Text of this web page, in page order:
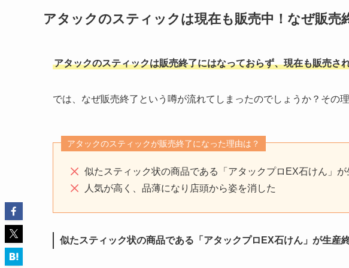
アタックのスティックは現在も販売中！なぜ販売
アタックのスティックは販売終了にはなっておらず、現在も販売さ
では、なぜ販売終了という噂が流れてしまったのでしょうか？その
アタックのスティックが販売終了になった理由は？
似たスティック状の商品である「アタックプロEX石けん」が
人気が高く、品薄になり店頭から姿を消した
似たスティック状の商品である「アタックプロEX石けん」が生産